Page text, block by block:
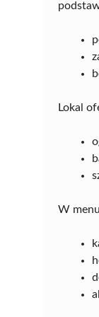
Lokal
W